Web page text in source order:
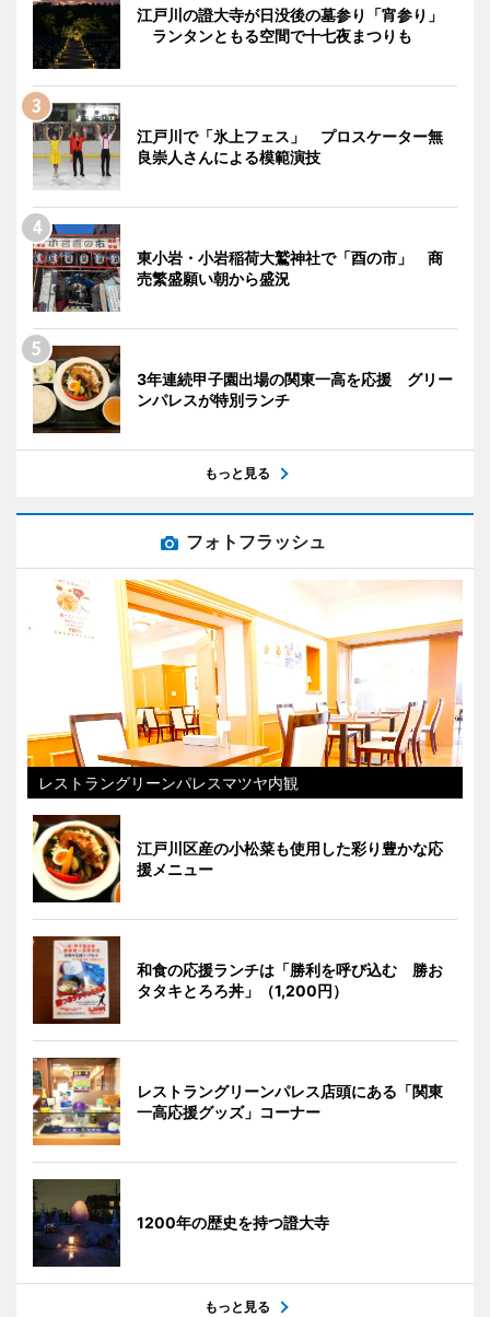
江戸川の證大寺が日没後の墓参り「宵参り」
ランタンともる空間で十七夜まつりも
江戸川で「氷上フェス」 プロスケーター無
良崇人さんによる模範演技
東小岩・小岩稲荷大鷲神社で「酉の市」 商
売繁盛願い朝から盛況
3年連続甲子園出場の関東一高を応援 グリー
ンパレスが特別ランチ
もっと見る
フォトフラッシュ
レストラングリーンパレスマツヤ内観
江戸川区産の小松菜も使用した彩り豊かな応
援メニュー
和食の応援ランチは「勝利を呼び込む 勝お
タタキとろろ丼」（1,200円）
レストラングリーンパレス店頭にある「関東
一高応援グッズ」コーナー
1200年の歴史を持つ證大寺
もっと見る